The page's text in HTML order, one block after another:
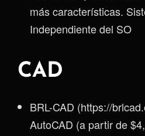
más características.
Independiente del SO
CAD
BRL-CAD (https://
AutoCAD (a partir de